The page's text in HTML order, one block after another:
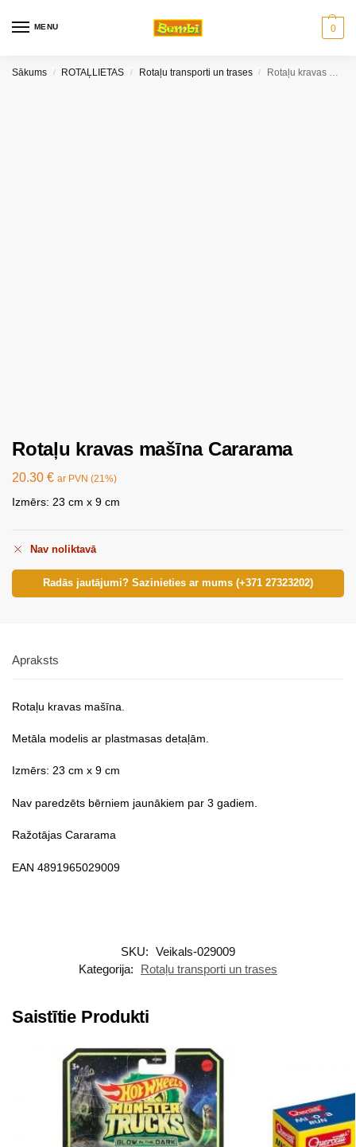
MENU 0
Sākums / ROTAĻLIETAS / Rotaļu transporti un trases / Rotaļu kravas mašīna Cararama
Rotaļu kravas mašīna Cararama
20.30 € ar PVN (21%)
Izmērs: 23 cm x 9 cm
Nav noliktavā
Radās jautājumi? Sazinieties ar mums (+371 27323202)
Apraksts
Rotaļu kravas mašīna.
Metāla modelis ar plastmasas detaļām.
Izmērs: 23 cm x 9 cm
Nav paredzēts bērniem jaunākiem par 3 gadiem.
Ražotājas Cararama
EAN 4891965029009
SKU: Veikals-029009
Kategorija:
Rotaļu transporti un trases
Saistītie Produkti